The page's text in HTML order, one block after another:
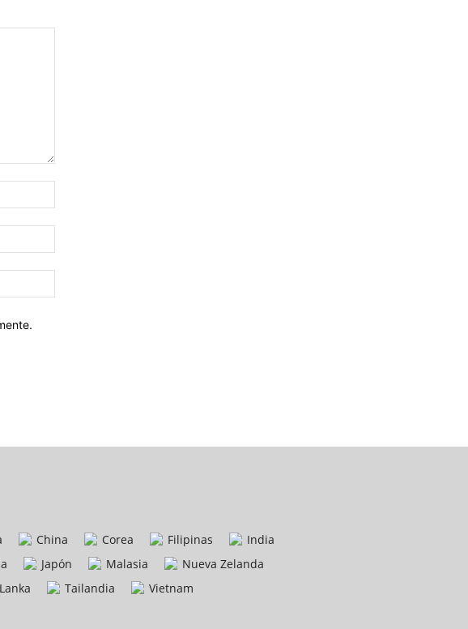
China Corea Filipinas
India
Japón Malasia
Nueva Zelanda
Tailandia Vietnam